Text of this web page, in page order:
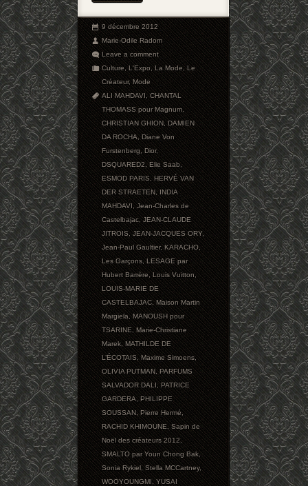
9 décembre 2012
Marie-Odile Radom
Leave a comment
Culture,L'Expo,La Mode,Le
Créateur,Mode
ALI MAHDAVI,CHANTAL
THOMASS pour Magnum,
CHRISTIAN GHION,DAMIEN
DA ROCHA,Diane Von
Furstenberg,Dior,
DSQUARED2,Elie Saab,
ESMOD PARIS,HERVÉ VAN
DER STRAETEN,INDIA
MAHDAVI,Jean-Charles de
Castelbajac,JEAN-CLAUDE
JITROIS,JEAN-JACQUES ORY,
Jean-Paul Gaultier,KARACHO,
Les Garçons,LESAGE par
Hubert Barrère,Louis Vuitton,
LOUIS-MARIE DE
CASTELBAJAC,Maison Martin
Margiela,MANOUSH pour
TSARINE,Marie-Christiane
Marek,MATHILDE DE
L’ÉCOTAIS,Maxime Simoens,
OLIVIA PUTMAN,PARFUMS
SALVADOR DALI,PATRICE
GARDERA,PHILIPPE
SOUSSAN,Pierre Hermé,
RACHID KHIMOUNE,Sapin de
Noël des créateurs 2012,
SMALTO par Youn Chong Bak,
Sonia Rykiel,Stella MCCartney,
WOOYOUNGMI,YUSAI